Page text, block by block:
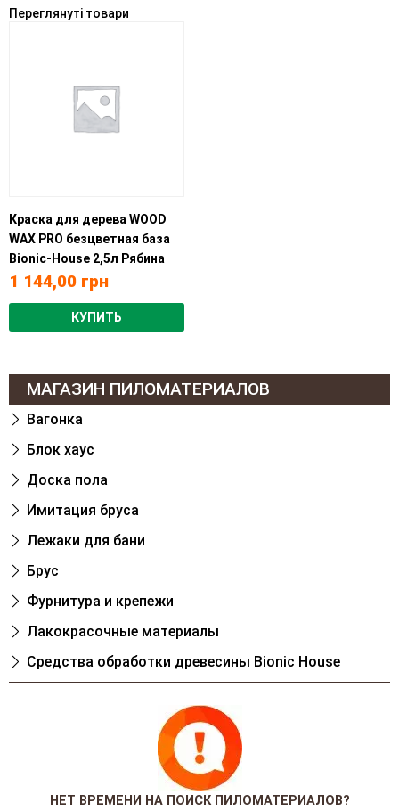
Переглянуті товари
Краска для дерева WOOD
WAX PRO безцветная база
Bionic-House 2,5л Рябина
1 144,00 грн
КУПИТЬ
МАГАЗИН ПИЛОМАТЕРИАЛОВ
Вагонка
Блок хаус
Доска пола
Имитация бруса
Лежаки для бани
Брус
Фурнитура и крепежи
Лакокрасочные материалы
Cредства обработки древесины Bionic House
НЕТ ВРЕМЕНИ НА ПОИСК ПИЛОМАТЕРИАЛОВ?